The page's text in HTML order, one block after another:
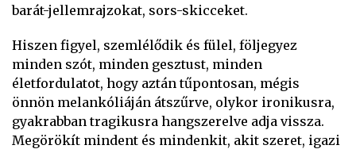
barát-jellemrajzokat, sors-skicceket.
Hiszen figyel, szemlélődik és fülel, följegyez
minden szót, minden gesztust, minden
életfordulatot, hogy aztán tűpontosan, mégis
önnön melankóliáján átszűrve, olykor ironikusra,
gyakrabban tragikusra hangszerelve adja vissza.
Megörökít mindent és mindenkit, akit szeret, igazi